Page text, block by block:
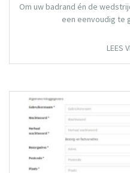
Om uw badrand én de
een eenvoudig te
LEES